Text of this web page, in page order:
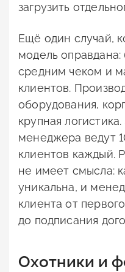
загрузить
Ещё один случай,
модель
средним чеком и
клиентов.
оборудования,
крупная
менеджера ведут
клиентов каждый.
не имеет смысла:
уникальна, и
клиента от
до подписания
Охотники и